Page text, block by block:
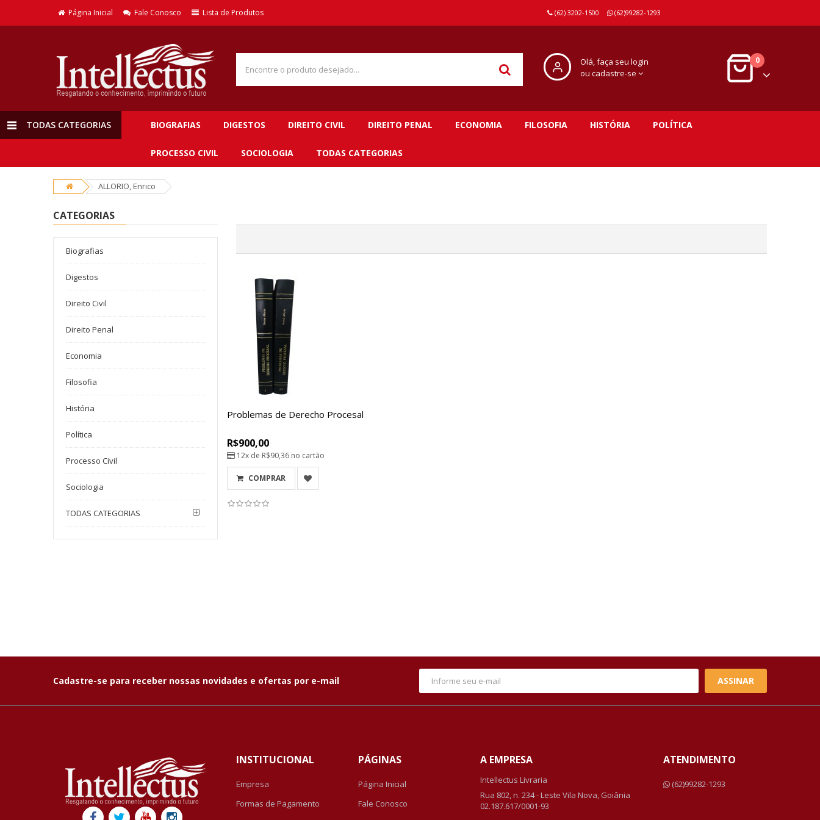
Página Inicial Fale Conosco Lista de Produtos (62) 3202-1500 (62)99282-1293
Olá, faça seu login
ou cadastre-se
0
TODAS CATEGORIAS BIOGRAFIAS DIGESTOS DIREITO CIVIL DIREITO PENAL ECONOMIA FILOSOFIA HISTÓRIA POLÍTICA
PROCESSO CIVIL SOCIOLOGIA TODAS CATEGORIAS
ALLORIO, Enrico
CATEGORIAS
Biografias
Digestos
Direito Civil
Direito Penal
Economia
Filosofia
História
Política
Processo Civil
Sociologia
TODAS CATEGORIAS
Problemas de Derecho Procesal
R$900,00
12x de R$90,36 no cartão
COMPRAR
Cadastre-se para receber nossas novidades e ofertas por e-mail ASSINAR
INSTITUCIONAL
Empresa
Formas de Pagamento
PÁGINAS
Página Inicial
Fale Conosco
A EMPRESA
Intellectus Livraria
Rua 802, n. 234 - Leste Vila Nova, Goiânia
02.187.617/0001-93
ATENDIMENTO
(62)99282-1293